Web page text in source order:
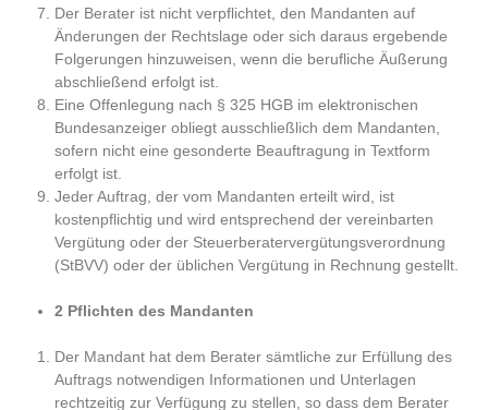
Der Berater ist nicht verpflichtet, den Mandanten auf
Änderungen der Rechtslage oder sich daraus ergebende
Folgerungen hinzuweisen, wenn die berufliche Äußerung
abschließend erfolgt ist.
Eine Offenlegung nach § 325 HGB im elektronischen
Bundesanzeiger obliegt ausschließlich dem Mandanten,
sofern nicht eine gesonderte Beauftragung in Textform
erfolgt ist.
Jeder Auftrag, der vom Mandanten erteilt wird, ist
kostenpflichtig und wird entsprechend der vereinbarten
Vergütung oder der Steuerberatervergütungsverordnung
(StBVV) oder der üblichen Vergütung in Rechnung gestellt.
2 Pflichten des Mandanten
Der Mandant hat dem Berater sämtliche zur Erfüllung des
Auftrags notwendigen Informationen und Unterlagen
rechtzeitig zur Verfügung zu stellen, so dass dem Berater